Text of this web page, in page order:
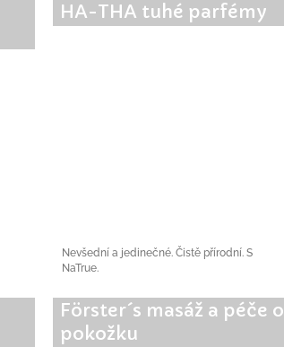
Nevšední a jedinečné. Čistě přírodní. S
NaTrue.
HA-THA tuhé parfémy
Förster´s masáž a péče o
pokožku